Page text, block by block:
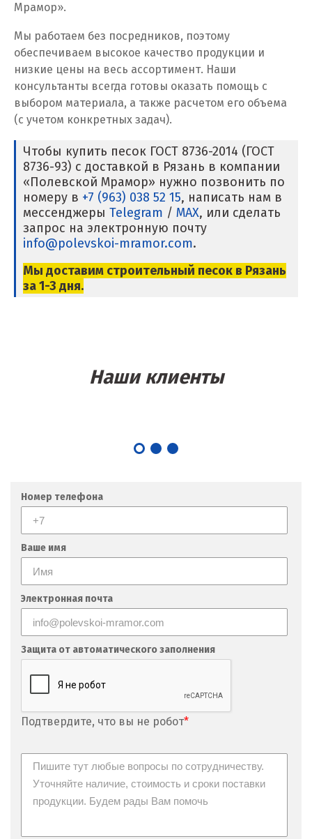
Лангепас
Липецк
Лобня
Лыткарино
Люберцы
М
Магнитогорск
Махачкала
Мегион
Набарежные Челны
Невьянск
Нефтеюганск
Нижневартовск
Нижний Новгород
Новгород
Новокоалиновый
Новокузнецк
Новороссийск
Мрамор».
Мы работаем без посредников, поэтому
обеспечиваем высокое качество продукции и
низкие цены на весь ассортимент. Наши
консультанты всегда готовы оказать помощь с
выбором материала, а также расчетом его объема
(с учетом конкретных задач).
Чтобы купить песок ГОСТ 8736-2014 (ГОСТ
8736-93) с доставкой в Рязань в компании
«Полевской Мрамор» нужно позвонить по
номеру в +7 (963) 038 52 15, написать нам в
мессенджеры Telegram / MAX, или сделать
запрос на электронную почту
info@polevskoi-mramor.com.
Мы доставим строительный песок в Рязань
за 1-3 дня.
Наши клиенты
Номер телефона
Ваше имя
Электронная почта
Защита от автоматического заполнения
Подтвердите, что вы не робот*